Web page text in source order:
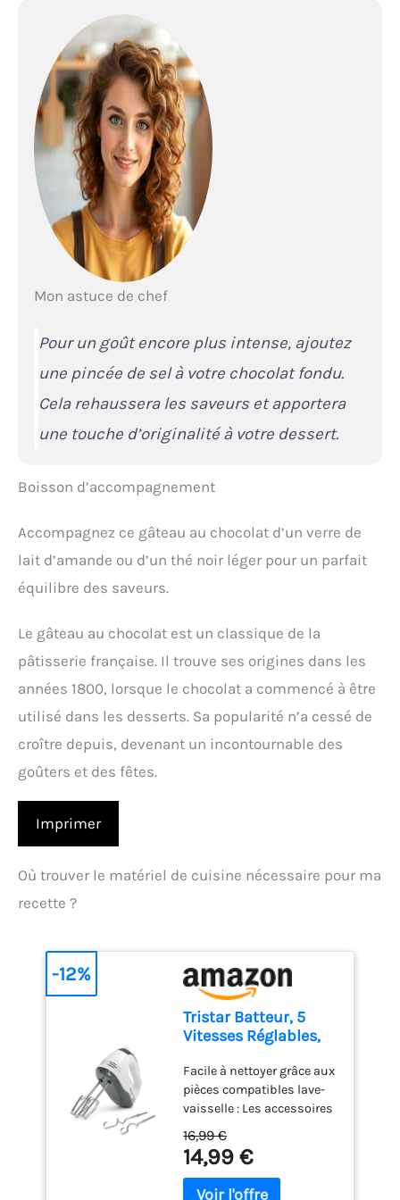
Mon astuce de chef
Pour un goût encore plus intense, ajoutez
une pincée de sel à votre chocolat fondu.
Cela rehaussera les saveurs et apportera
une touche d’originalité à votre dessert.
Boisson d’accompagnement
Accompagnez ce gâteau au chocolat d’un verre de
lait d’amande ou d’un thé noir léger pour un parfait
équilibre des saveurs.
Le gâteau au chocolat est un classique de la
pâtisserie française. Il trouve ses origines dans les
années 1800, lorsque le chocolat a commencé à être
utilisé dans les desserts. Sa popularité n’a cessé de
croître depuis, devenant un incontournable des
goûters et des fêtes.
Imprimer
Où trouver le matériel de cuisine nécessaire pour ma
recette ?
Tristar Batteur, 5
Vitesses Réglables,
Ergonomique, Fouets
et Crochets Inox,
Pièces Compatibles
Lave-Vaisselle, Sans
BPA, Compact et
Pratique, Avec
Bouton Éjecteur, MX-
Facile à nettoyer grâce aux
pièces compatibles lave-
vaisselle : Les accessoires
en acier inoxydable,
comme les crochets et
fouets, sont détachables
et lavables au lave-
16,99 €
14,99 €
-12%